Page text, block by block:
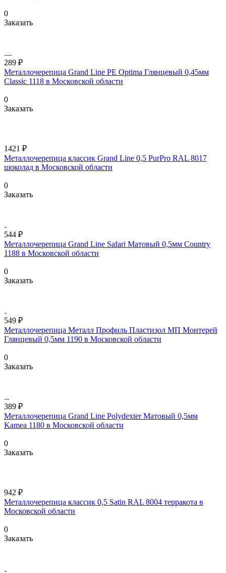
0
Заказать
289 ₽
Металлочерепица Grand Line PE Optima Глянцевый 0,45мм
Classic 1118 в Московской области
0
Заказать
1421 ₽
Металлочерепица классик Grand Line 0,5 PurPro RAL 8017
шоколад в Московской области
0
Заказать
544 ₽
Металлочерепица Grand Line Safari Матовый 0,5мм Country
1188 в Московской области
0
Заказать
549 ₽
Металлочерепица Металл Профиль Пластизол МП Монтерей
Глянцевый 0,5мм 1190 в Московской области
0
Заказать
389 ₽
Металлочерепица Grand Line Polydexter Матовый 0,5мм
Kamea 1180 в Московской области
0
Заказать
942 ₽
Металлочерепица классик 0,5 Satin RAL 8004 терракота в
Московской области
0
Заказать